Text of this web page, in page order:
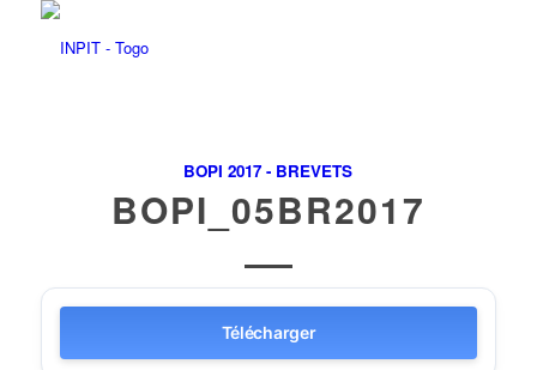
BOPI 2017 - BREVETS
BOPI_05BR2017
Télécharger